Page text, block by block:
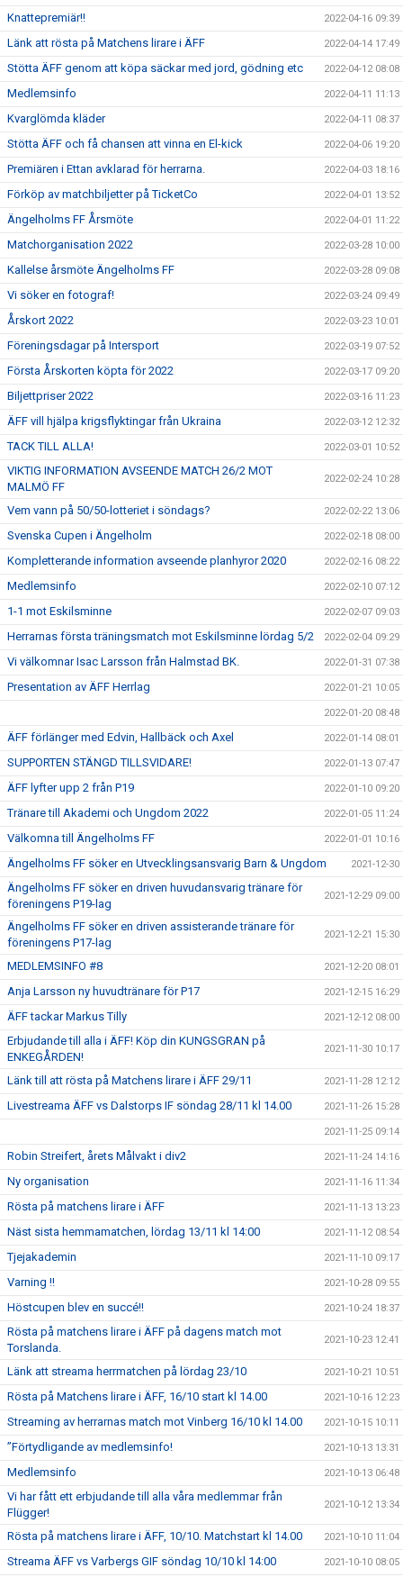
Knattepremiär!! 2022-04-16 09:39
Länk att rösta på Matchens lirare i ÄFF 2022-04-14 17:49
Stötta ÄFF genom att köpa säckar med jord, gödning etc 2022-04-12 08:08
Medlemsinfo 2022-04-11 11:13
Kvarglömda kläder 2022-04-11 08:37
Stötta ÄFF och få chansen att vinna en El-kick 2022-04-06 19:20
Premiären i Ettan avklarad för herrarna. 2022-04-03 18:16
Förköp av matchbiljetter på TicketCo 2022-04-01 13:52
Ängelholms FF Årsmöte 2022-04-01 11:22
Matchorganisation 2022 2022-03-28 10:00
Kallelse årsmöte Ängelholms FF 2022-03-28 09:08
Vi söker en fotograf! 2022-03-24 09:49
Årskort 2022 2022-03-23 10:01
Föreningsdagar på Intersport 2022-03-19 07:52
Första Årskorten köpta för 2022 2022-03-17 09:20
Biljettpriser 2022 2022-03-16 11:23
ÄFF vill hjälpa krigsflyktingar från Ukraina 2022-03-12 12:32
TACK TILL ALLA! 2022-03-01 10:52
VIKTIG INFORMATION AVSEENDE MATCH 26/2 MOT
MALMÖ FF
2022-02-24 10:28
Vem vann på 50/50-lotteriet i söndags? 2022-02-22 13:06
Svenska Cupen i Ängelholm 2022-02-18 08:00
Kompletterande information avseende planhyror 2020 2022-02-16 08:22
Medlemsinfo 2022-02-10 07:12
1-1 mot Eskilsminne 2022-02-07 09:03
Herrarnas första träningsmatch mot Eskilsminne lördag 5/2 2022-02-04 09:29
Vi välkomnar Isac Larsson från Halmstad BK. 2022-01-31 07:38
Presentation av ÄFF Herrlag 2022-01-21 10:05
2022-01-20 08:48
ÄFF förlänger med Edvin, Hallbäck och Axel 2022-01-14 08:01
SUPPORTEN STÄNGD TILLSVIDARE! 2022-01-13 07:47
ÄFF lyfter upp 2 från P19 2022-01-10 09:20
Tränare till Akademi och Ungdom 2022 2022-01-05 11:24
Välkomna till Ängelholms FF 2022-01-01 10:16
Ängelholms FF söker en Utvecklingsansvarig Barn & Ungdom 2021-12-30
Ängelholms FF söker en driven huvudansvarig tränare för
föreningens P19-lag
2021-12-29 09:00
Ängelholms FF söker en driven assisterande tränare för
föreningens P17-lag
2021-12-21 15:30
MEDLEMSINFO #8 2021-12-20 08:01
Anja Larsson ny huvudtränare för P17 2021-12-15 16:29
ÄFF tackar Markus Tilly 2021-12-12 08:00
Erbjudande till alla i ÄFF! Köp din KUNGSGRAN på
ENKEGÅRDEN!
2021-11-30 10:17
Länk till att rösta på Matchens lirare i ÄFF 29/11 2021-11-28 12:12
Livestreama ÄFF vs Dalstorps IF söndag 28/11 kl 14.00 2021-11-26 15:28
2021-11-25 09:14
Robin Streifert, årets Målvakt i div2 2021-11-24 14:16
Ny organisation 2021-11-16 11:34
Rösta på matchens lirare i ÄFF 2021-11-13 13:23
Näst sista hemmamatchen, lördag 13/11 kl 14:00 2021-11-12 08:54
Tjejakademin 2021-11-10 09:17
Varning !! 2021-10-28 09:55
Höstcupen blev en succé!! 2021-10-24 18:37
Rösta på matchens lirare i ÄFF på dagens match mot
Torslanda.
2021-10-23 12:41
Länk att streama herrmatchen på lördag 23/10 2021-10-21 10:51
Rösta på Matchens lirare i ÄFF, 16/10 start kl 14.00 2021-10-16 12:23
Streaming av herrarnas match mot Vinberg 16/10 kl 14.00 2021-10-15 10:11
”Förtydligande av medlemsinfo! 2021-10-13 13:31
Medlemsinfo 2021-10-13 06:48
Vi har fått ett erbjudande till alla våra medlemmar från
Flügger!
2021-10-12 13:34
Rösta på matchens lirare i ÄFF, 10/10. Matchstart kl 14.00 2021-10-10 11:04
Streama ÄFF vs Varbergs GIF söndag 10/10 kl 14:00 2021-10-10 08:05